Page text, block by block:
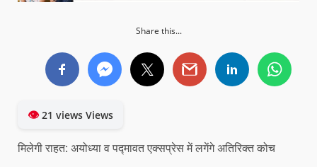
Share this...
👁21 views Views
मिलेगी राहत: अयोध्या व पद्मावत एक्सप्रेस में लगेंगे अतिरिक्त कोच